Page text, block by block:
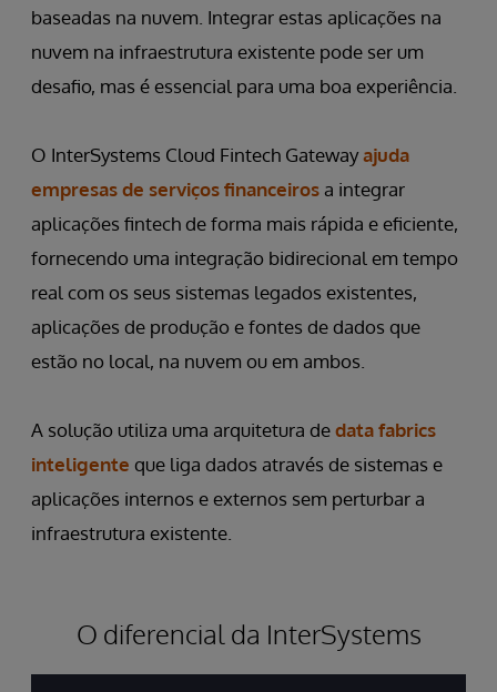
baseadas na nuvem. Integrar estas aplicações na
nuvem na infraestrutura existente pode ser um
desafio, mas é essencial para uma boa experiência.
O InterSystems Cloud Fintech Gatewayajuda
empresas de serviços financeirosa integrar
aplicações fintech de forma mais rápida e eficiente,
fornecendo uma integração bidirecional em tempo
real com os seus sistemas legados existentes,
aplicações de produção e fontes de dados que
estão no local, na nuvem ou em ambos.
A solução utiliza uma arquitetura dedata fabrics
inteligente que liga dados através de sistemas e
aplicações internos e externos sem perturbar a
infraestrutura existente.
O diferencial da InterSystems